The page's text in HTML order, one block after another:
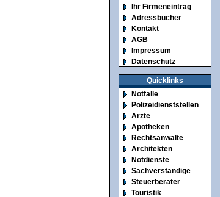
Ihr Firmeneintrag
Adressbücher
Kontakt
AGB
Impressum
Datenschutz
Quicklinks
Notfälle
Polizeidienststellen
Ärzte
Apotheken
Rechtsanwälte
Architekten
Notdienste
Sachverständige
Steuerberater
Touristik